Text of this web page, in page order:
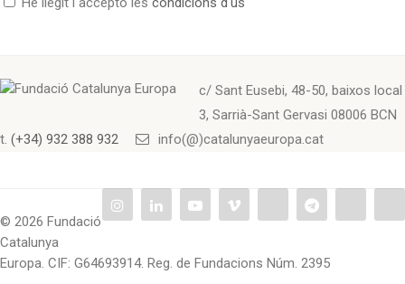
c/ Sant Eusebi, 48-50, baixos local
3, Sarrià-Sant Gervasi 08006 BCN
t. (+34) 932 388 932 info(@)catalunyaeuropa.cat
© 2026 Fundació
Catalunya
Europa. CIF: G64693914. Reg. de Fundacions Núm. 2395